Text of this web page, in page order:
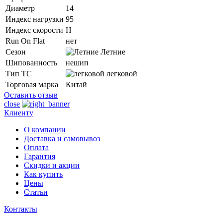
Диаметр
14
Индекс нагрузки 95
Индекс скорости H
Run On Flat
нет
Сезон
Летние
Шипованность
нешип
Тип ТС
легковой
Торговая марка
Китай
Оставить отзыв
close
Клиенту
О компании
Доставка и самовывоз
Оплата
Гарантия
Скидки и акции
Как купить
Цены
Статьи
Контакты